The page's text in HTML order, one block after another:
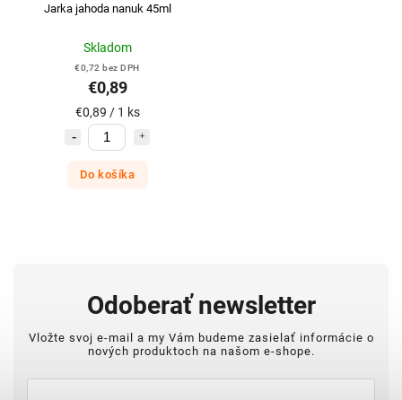
Jarka jahoda nanuk 45ml
Skladom
€0,72 bez DPH
€0,89
€0,89 / 1 ks
Do košíka
Odoberať newsletter
Vložte svoj e-mail a my Vám budeme zasielať informácie o
nových produktoch na našom e-shope.